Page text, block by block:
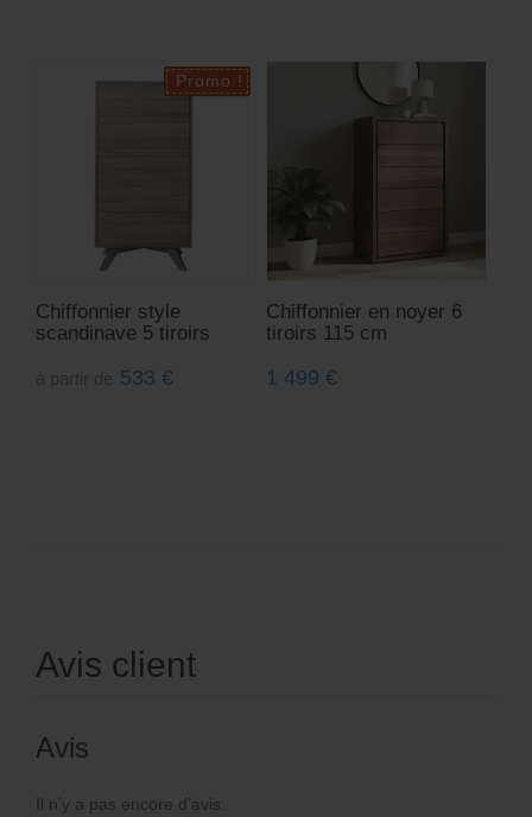
Chiffonnier style
scandinave 5 tiroirs
533 €
Chiffonnier en noyer 6
tiroirs 115 cm
1 499 €
Avis client
Avis
Il n’y a pas encore d’avis.